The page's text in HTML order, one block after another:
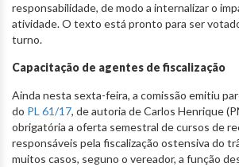
responsabilidade, de modo a internalizar o
atividade. O texto está pronto para ser
turno.
Capacitação de agentes de fiscalização
Ainda nesta sexta-feira, a comissão emitiu
do PL 61/17, de autoria de Carlos Henrique
obrigatória a oferta semestral de cursos de
responsáveis pela fiscalização ostensiva do
muitos casos, seguno o vereador, a função